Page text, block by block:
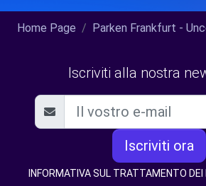
Home Page Parken Frankfurt -
Iscriviti alla nostra
Iscriviti ora
INFORMATIVA SUL TRATTAMENTO DEI